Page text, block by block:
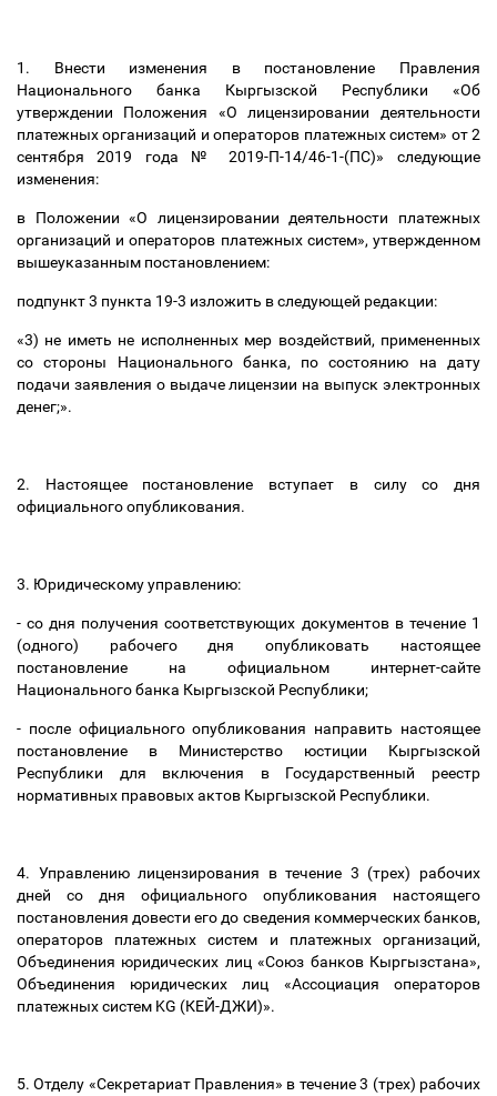
1. Внести изменения в постановление Правления
Национального банка Кыргызской Республики «Об
утверждении Положения «О лицензировании деятельности
платежных организаций и операторов платежных систем» от 2
сентября 2019 года № 2019-П-14/46-1-(ПС)» следующие
изменения:
в Положении «О лицензировании деятельности платежных
организаций и операторов платежных систем», утвержденном
вышеуказанным постановлением:
подпункт 3 пункта 19-3 изложить в следующей редакции:
«3) не иметь не исполненных мер воздействий, примененных
со стороны Национального банка, по состоянию на дату
подачи заявления о выдаче лицензии на выпуск электронных
денег;».
2. Настоящее постановление вступает в силу со дня
официального опубликования.
3. Юридическому управлению:
- со дня получения соответствующих документов в течение 1
(одного) рабочего дня опубликовать настоящее
постановление на официальном интернет-сайте
Национального банка Кыргызской Республики;
- после официального опубликования направить настоящее
постановление в Министерство юстиции Кыргызской
Республики для включения в Государственный реестр
нормативных правовых актов Кыргызской Республики.
4. Управлению лицензирования в течение 3 (трех) рабочих
дней со дня официального опубликования настоящего
постановления довести его до сведения коммерческих банков,
операторов платежных систем и платежных организаций,
Объединения юридических лиц «Союз банков Кыргызстана»,
Объединения юридических лиц «Ассоциация операторов
платежных систем KG (КЕЙ-ДЖИ)».
5. Отделу «Секретариат Правления» в течение 3 (трех) рабочих